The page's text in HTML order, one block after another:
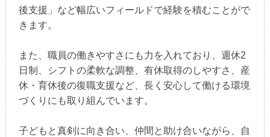
後支援」など幅広いフィールドで経験を積むことがで
きます。
また、職員の働きやすさにも力を入れており、週休2
日制、シフトの柔軟な調整、有休取得のしやすさ、産
休・育休後の復職支援など、長く安心して働ける環境
づくりにも取り組んでいます。
子どもと真剣に向き合い、仲間と助け合いながら、自